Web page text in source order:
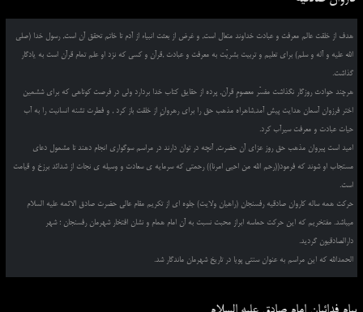
هدف از خلقت عالم معرفت و عبادت خداوند متعال است, و غرض از بعثت انبیاء از آدم تا خاتم تحقق آن است, رسول خدا (صلی
الله علیه و آله و سلم) برای تعلیم و تربیت بشریّت به معرفت و عبادت ,قرآن و کسی که نزد او علم تمام قرآن است به یادگار
گذاشت.
هرچند حوادث روزگار نگذاشت مفسّر معصومِ قرآن, پرده از حقایق کتاب خدا بردارد ولی در فرصت کوتاهی که برای ششمین
اختر فرزوان آسمان هدایت پیش آمد,شاهراه مذهب حق را برای رهروانِ از خلقت باز کرد , و فطرت تشنه انسانیت را به آب
حیات عبادت و معرفت سیرآب کرد.
امید است پیروان مذهب حق روز عزای آن حضرت, آنچه در توان دارند در مراسم سوگواری انجام دهند تا مشمول دعای
مستجاب او شوند که فرمود((رحم الله من احیی امرنا)) رحمتی که سرمایه ی سعادت و وسیله ی نجات از شدائد برزخ و قیامت
است.
حرکت همه ساله کاروان صادقیه رفسنجان (راهیان ولایت) جلوه ای از تکریم مقام عالی حضرت صادق الائمه علیه السلام
میباشد. مفتخریم که این حرکت حماسه ابراز محبت نسبت به آن امام همام و نشان افتخار شهرمان رفسنجان ؛ شهر
دارالصادقیون گردید.
الحمدالله که این مراسم به عنوان سنتی پویا در تاریخ شهرمان ماندگار شد.